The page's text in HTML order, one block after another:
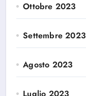
Ottobre 2023
Settembre 2023
Agosto 2023